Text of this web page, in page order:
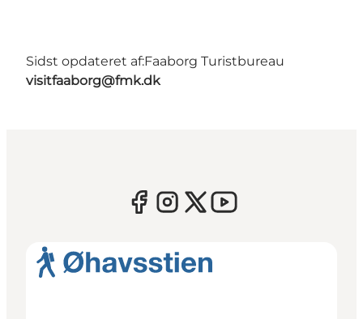
Sidst opdateret af:Faaborg Turistbureau
visitfaaborg@fmk.dk